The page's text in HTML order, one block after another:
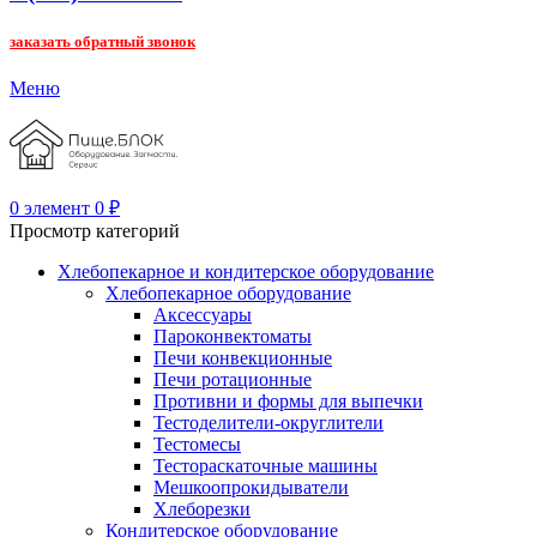
заказать обратный звонок
Меню
0 элемент 0 ₽
Просмотр категорий
Хлебопекарное и кондитерское оборудование
Хлебопекарное оборудование
Аксессуары
Пароконвектоматы
Печи конвекционные
Печи ротационные
Противни и формы для выпечки
Тестоделители-округлители
Тестомесы
Тестораскаточные машины
Мешкоопрокидыватели
Хлеборезки
Кондитерское оборудование